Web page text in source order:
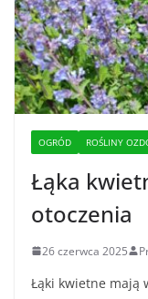
OGRÓD ROŚLINY
Łąka
otoczenia
26 czerwca 2025
Łąki kwietne mają